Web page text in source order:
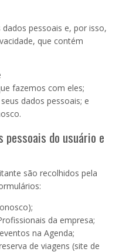
pessoais e, por isso,
que contém
fazemos com eles;
dados pessoais; e
pessoais do usuário e
são recolhidos pela
;
da empresa;
na Agenda;
de viagens (site de